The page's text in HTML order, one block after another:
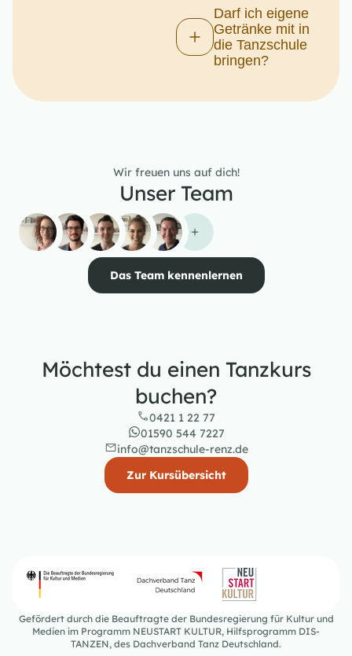
Darf ich eigene
Getränke mit in
die Tanzschule
bringen?
Wir freuen uns auf dich!
Unser Team
Das Team kennenlernen
Möchtest du einen Tanzkurs
buchen?
0421 1 22 77
01590 544 7227
info@tanzschule-renz.de
Zur Kursübersicht
Gefördert durch die Beauftragte der Bundesregierung für Kultur und
Medien im Programm NEUSTART KULTUR, Hilfsprogramm DIS-
TANZEN, des Dachverband Tanz Deutschland.